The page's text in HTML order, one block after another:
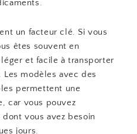
un facteur clé. Si vous
êtes souvent en
et facile à transporter
modèles avec des
permettent une
car vous pouvez
vous avez besoin
jours.